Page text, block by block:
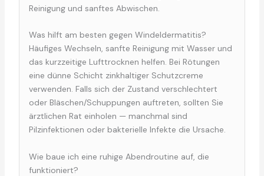
Reinigung und sanftes Abwischen.
Was hilft am besten gegen Windeldermatitis?
Häufiges Wechseln, sanfte Reinigung mit Wasser und
das kurzzeitige Lufttrocknen helfen. Bei Rötungen
eine dünne Schicht zinkhaltiger Schutzcreme
verwenden. Falls sich der Zustand verschlechtert
oder Bläschen/Schuppungen auftreten, sollten Sie
ärztlichen Rat einholen — manchmal sind
Pilzinfektionen oder bakterielle Infekte die Ursache.
Wie baue ich eine ruhige Abendroutine auf, die
funktioniert?